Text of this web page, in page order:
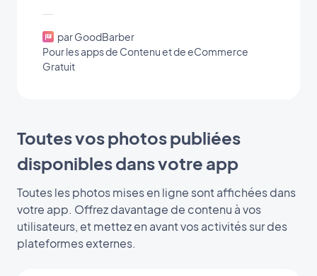
par GoodBarber
Pour les apps de Contenu et de eCommerce
Gratuit
Toutes vos photos publiées
disponibles dans votre app
Toutes les photos mises en ligne sont affichées dans
votre app. Offrez davantage de contenu à vos
utilisateurs, et mettez en avant vos activités sur des
plateformes externes.